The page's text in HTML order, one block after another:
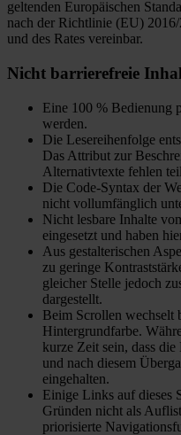
geltenden Europäischen
nach der Richtlinie (EU)
und des Rates vereinbar.
Nicht barrierefreie
Eine 100 % Bedienung
werden.
Die Lesereihenfolge
Das Attribut zur
Alternativtexte fehlen
Die Code-Syntax der
nicht vollumfänglich
Nicht lesbare Inhalte
eingesetzt und haben
Aus gestalterischen
zu geringe
gleicher Stelle jedoch
dargestellt.
Beim Scrollen wechselt
Hintergrundfarbe.
kurze Zeit sein, dass
und nach diesem
eingehalten.
Einige Links auf dieses
Gründen nicht als
priorisierte